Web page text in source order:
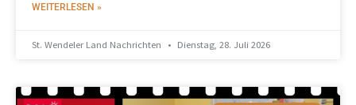
WEITERLESEN »
St. Wendeler Land Nachrichten Dienstag, 28. Juli 2026